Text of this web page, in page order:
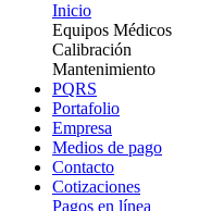
Inicio
Equipos Médicos
Calibración
Mantenimiento
PQRS
Portafolio
Empresa
Medios de pago
Contacto
Cotizaciones
Pagos en línea